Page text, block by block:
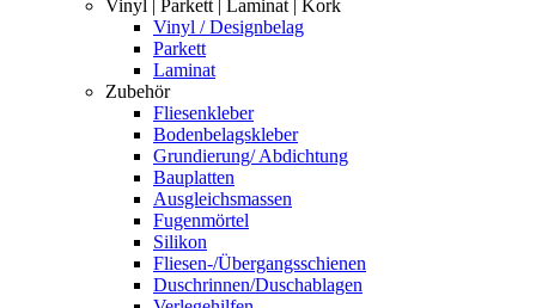
Vinyl | Parkett | Laminat | Kork
Vinyl / Designbelag
Parkett
Laminat
Zubehör
Fliesenkleber
Bodenbelagskleber
Grundierung/ Abdichtung
Bauplatten
Ausgleichsmassen
Fugenmörtel
Silikon
Fliesen-/Übergangsschienen
Duschrinnen/Duschablagen